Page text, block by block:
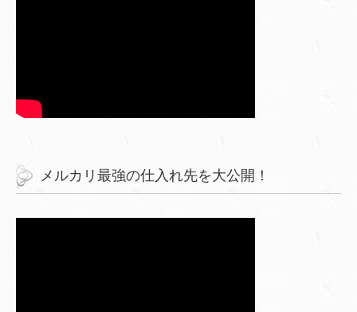
メルカリ最強の仕入れ先を大公開！